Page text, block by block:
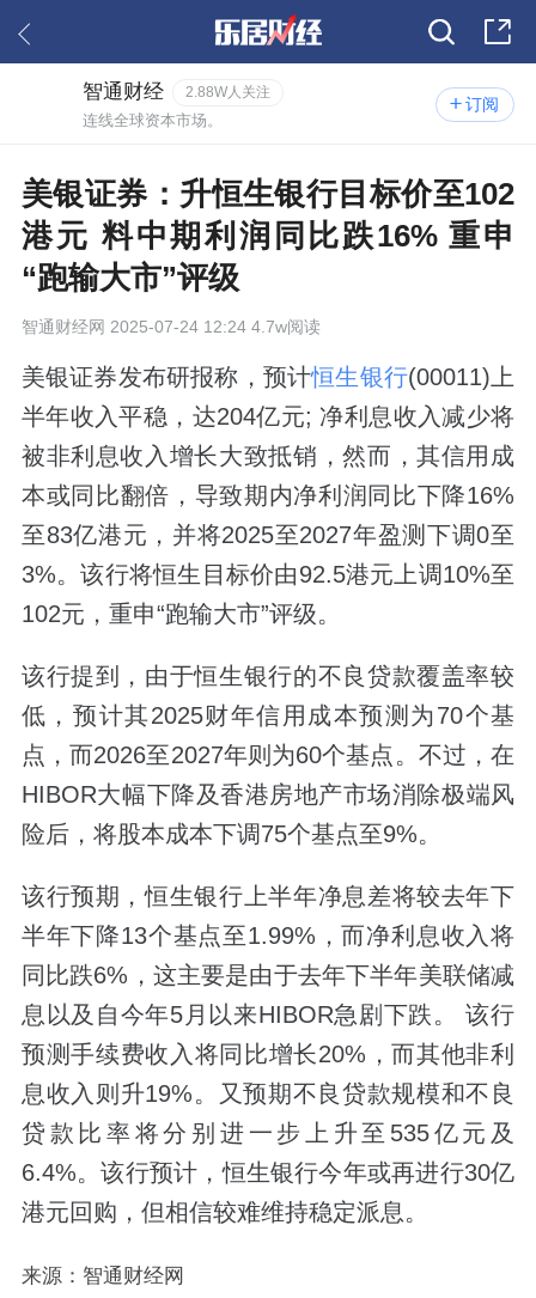
订阅
智通财经 2.88W人关注
连线全球资本市场。
美银证券：升恒生银行目标价至102
港元 料中期利润同比跌16% 重申
“跑输大市”评级
智通财经网 2025-07-24 12:24 4.7w阅读
美银证券发布研报称，预计恒生银行(00011)上
半年收入平稳，达204亿元; 净利息收入减少将
被非利息收入增长大致抵销，然而，其信用成
本或同比翻倍，导致期内净利润同比下降16%
至83亿港元，并将2025至2027年盈测下调0至
3%。该行将恒生目标价由92.5港元上调10%至
102元，重申“跑输大市”评级。
该行提到，由于恒生银行的不良贷款覆盖率较
低，预计其2025财年信用成本预测为70个基
点，而2026至2027年则为60个基点。不过，在
HIBOR大幅下降及香港房地产市场消除极端风
险后，将股本成本下调75个基点至9%。
该行预期，恒生银行上半年净息差将较去年下
半年下降13个基点至1.99%，而净利息收入将
同比跌6%，这主要是由于去年下半年美联储减
息以及自今年5月以来HIBOR急剧下跌。 该行
预测手续费收入将同比增长20%，而其他非利
息收入则升19%。又预期不良贷款规模和不良
贷款比率将分别进一步上升至535亿元及
6.4%。该行预计，恒生银行今年或再进行30亿
港元回购，但相信较难维持稳定派息。
来源：智通财经网